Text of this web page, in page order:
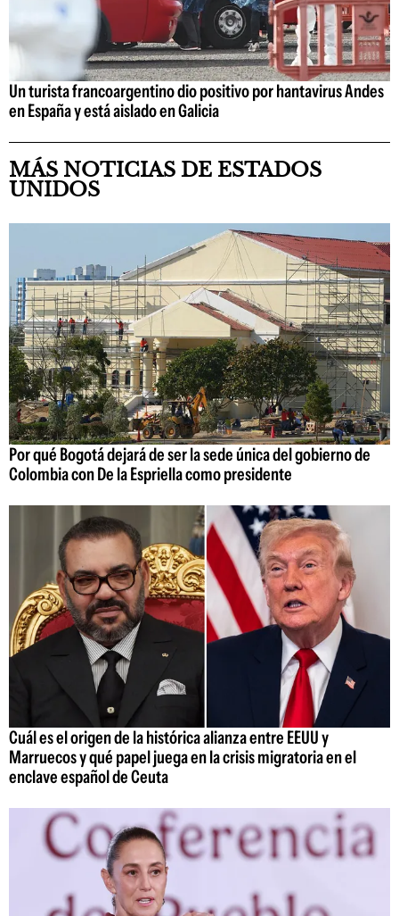
Un turista francoargentino dio positivo por hantavirus Andes
en España y está aislado en Galicia
MÁS NOTICIAS DE ESTADOS
UNIDOS
Por qué Bogotá dejará de ser la sede única del gobierno de
Colombia con De la Espriella como presidente
Cuál es el origen de la histórica alianza entre EEUU y
Marruecos y qué papel juega en la crisis migratoria en el
enclave español de Ceuta